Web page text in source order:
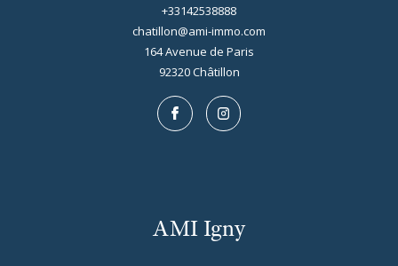
+33142538888
chatillon@ami-immo.com
164 Avenue de Paris
92320 châtillon
AMI Igny